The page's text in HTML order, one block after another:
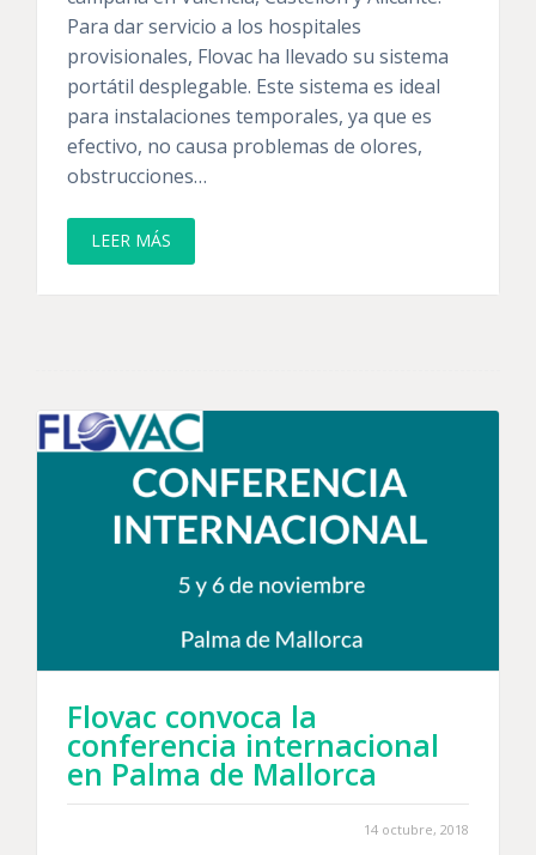
Para dar servicio a los hospitales
provisionales, Flovac ha llevado su sistema
portátil desplegable. Este sistema es ideal
para instalaciones temporales, ya que es
efectivo, no causa problemas de olores,
obstrucciones…
LEER MÁS
Flovac convoca la
conferencia internacional
en Palma de Mallorca
14 octubre, 2018